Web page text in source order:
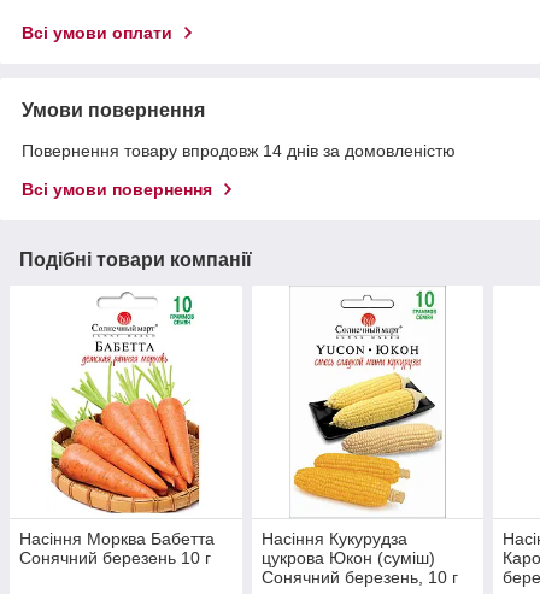
Всі умови оплати
Умови повернення
Повернення товару впродовж 14 днів за домовленістю
Всі умови повернення
Подібні товари компанії
Насіння Морква Бабетта
Сонячний березень 10 г
Насіння Кукурудза
цукрова Юкон (суміш)
Сонячний березень, 10 г